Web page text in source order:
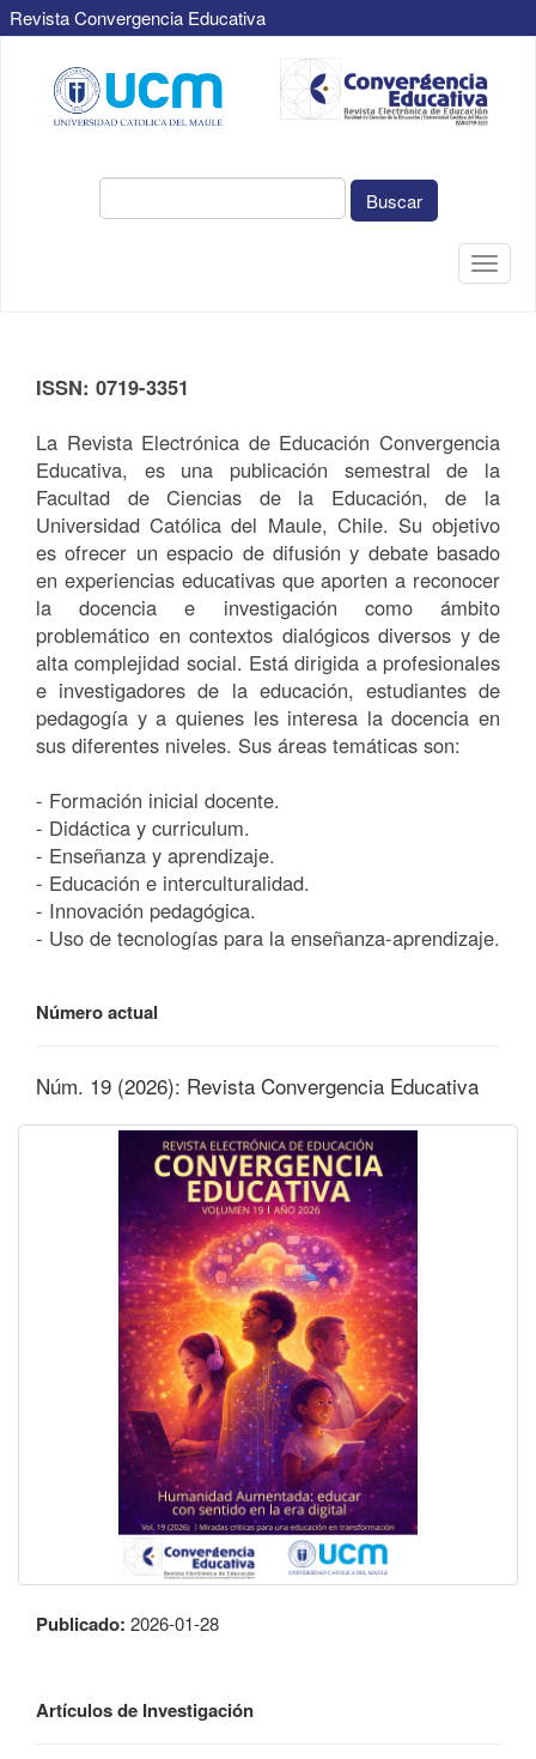
Revista Convergencia Educativa
principal
Contenido
principal
Buscar
Toggle
ISSN: 0719-3351
La Revista Electrónica de Educación Convergencia
Educativa, es una publicación semestral de la
Facultad de Ciencias de la Educación, de la
Universidad Católica del Maule, Chile. Su objetivo
es ofrecer un espacio de difusión y debate basado
en experiencias educativas que aporten a reconocer
la docencia e investigación como ámbito
problemático en contextos dialógicos diversos y de
alta complejidad social. Está dirigida a profesionales
e investigadores de la educación, estudiantes de
pedagogía y a quienes les interesa la docencia en
sus diferentes niveles. Sus áreas temáticas son:
- Formación inicial docente.
- Didáctica y curriculum.
- Enseñanza y aprendizaje.
- Educación e interculturalidad.
- Innovación pedagógica.
- Uso de tecnologías para la enseñanza-aprendizaje.
Número actual
Núm. 19 (2026): Revista Convergencia Educativa
Publicado: 2026-01-28
Artículos de Investigación